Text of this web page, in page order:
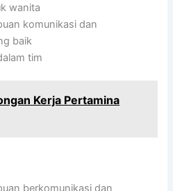
wanita
komunikasi dan
baik
tim
Kerja Pertamina